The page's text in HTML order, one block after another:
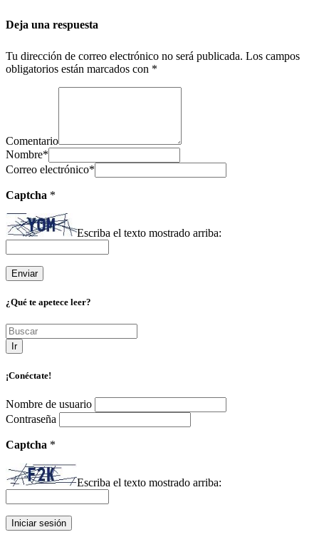
Deja una respuesta
Tu dirección de correo electrónico no será publicada. Los campos
obligatorios están marcados con *
Comentario
Nombre*
Correo electrónico*
Captcha *
Escriba el texto mostrado arriba:
¿Qué te apetece leer?
Ir
¡Conéctate!
Nombre de usuario
Contraseña
Captcha *
Escriba el texto mostrado arriba: